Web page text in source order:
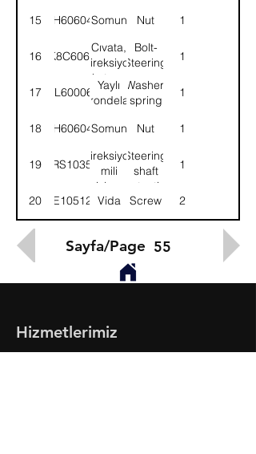
15 NH606041Somun Nut 1
16 K8C6062
Cıvata,
direksiyon
kutusu
Bolt-
Steering
gear
1
17 WL600062
Yaylı
rondela
Washer,
spring
1
18 NH606041Somun Nut 1
1958RS103589
Direksiyon
mili
gizleme
paneli
Steering
shaft
protective
pan.
1
20 SE105124Vida Screw 2
Sayfa/Page 55
Hizmetlerimiz